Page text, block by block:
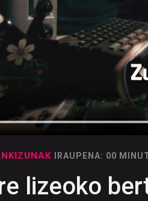
IRAUPENA: 00
lizeoko